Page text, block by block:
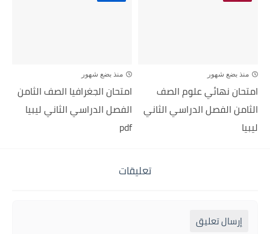
منذ بضع شهور
امتحان نهائي علوم الصف
الثامن الفصل الدراسي الثاني
ليبيا
منذ بضع شهور
امتحان الجغرافيا الصف الثامن
الفصل الدراسي الثاني ليبيا
pdf
تعليقات
إرسال تعليق